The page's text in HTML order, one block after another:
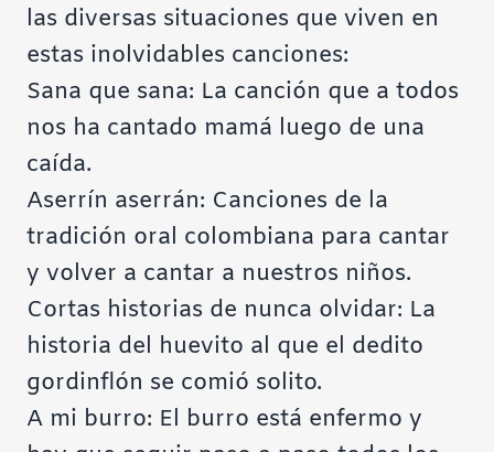
las diversas situaciones que viven en
estas inolvidables canciones:
Sana que sana: La canción que a todos
nos ha cantado mamá luego de una
caída.
Aserrín aserrán: Canciones de la
tradición oral colombiana para cantar
y volver a cantar a nuestros niños.
Cortas historias de nunca olvidar: La
historia del huevito al que el dedito
gordinflón se comió solito.
A mi burro: El burro está enfermo y